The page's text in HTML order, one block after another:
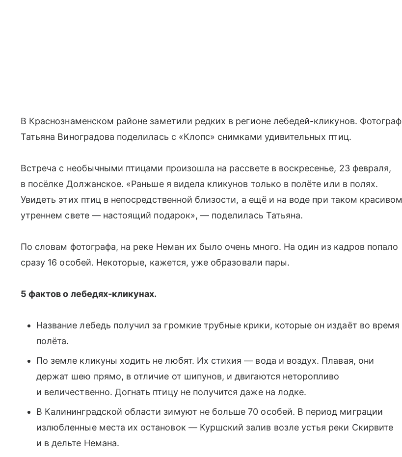
В Краснознаменском районе заметили редких в регионе лебедей-кликунов. Фотограф
Татьяна Виноградова поделилась с «Клопс» снимками удивительных птиц.
Встреча с необычными птицами произошла на рассвете в воскресенье, 23 февраля,
в посёлке Должанское. «Раньше я видела кликунов только в полёте или в полях.
Увидеть этих птиц в непосредственной близости, а ещё и на воде при таком красивом
утреннем свете — настоящий подарок», — поделилась Татьяна.
По словам фотографа, на реке Неман их было очень много. На один из кадров попало
сразу 16 особей. Некоторые, кажется, уже образовали пары.
5 фактов о лебедях-кликунах.
Название лебедь получил за громкие трубные крики, которые он издаёт во время
полёта.
По земле кликуны ходить не любят. Их стихия — вода и воздух. Плавая, они
держат шею прямо, в отличие от шипунов, и двигаются неторопливо
и величественно. Догнать птицу не получится даже на лодке.
В Калининградской области зимуют не больше 70 особей. В период миграции
излюбленные места их остановок — Куршский залив возле устья реки Скирвите
и в дельте Немана.